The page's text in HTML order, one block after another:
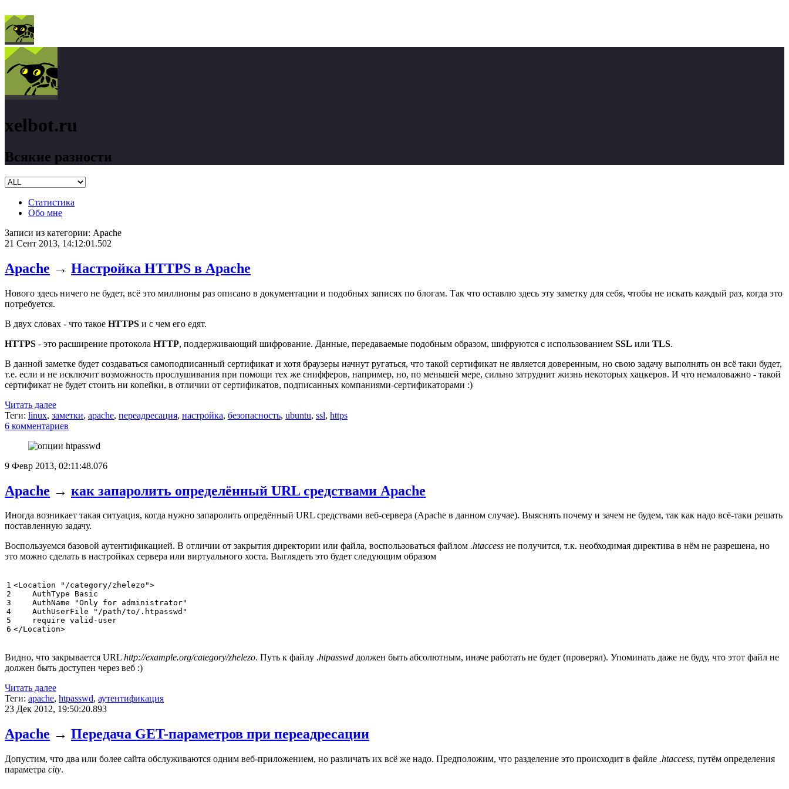
xelbot.ru
xelbot.ru
Всякие разности
Статистика
Обо мне
Записи из категории: Apache
21 Сент 2013, 14:12:01.502
Apache → Настройка HTTPS в Apache
Нового здесь ничего не будет, всё это миллионы раз описано в документации и подобных записях по блогам. Так что оставлю здесь эту заметку для себя, чтобы не искать каждый раз, когда это
потребуется.
В двух словах - что такое HTTPS и с чем его едят.
HTTPS - это расширение протокола HTTP, поддерживающий шифрование. Данные, передаваемые подобным образом, шифруются с использованием SSL или TLS.
В данной заметке будет создаваться самоподписанный сертификат и хотя браузеры начнут ругаться, что такой сертификат не является доверенным, но свою задачу выполнять он всё таки будет,
т.е. если и не исключит возможность прослушивания при помощи тех же снифферов, например, но, по меньшей мере, сильно затруднит жизнь некоторых хацкеров. И что немаловажно - такой
сертификат не будет стоить ни копейки, в отличии от сертификатов, подписанных компаниями-сертификаторами :)
Читать далее
Теги: linux, заметки, apache, переадресация, настройка, безопасность, ubuntu, ssl, https
6 комментариев
9 Февр 2013, 02:11:48.076
Apache → как запаролить определённый URL средствами Apache
Иногда возникает такая ситуация, когда нужно запаролить опредённый URL средствами веб-сервера (Apache в данном случае). Выяснять почему и зачем не будем, так как надо всё-таки решать
поставленную задачу.
Воспользуемся базовой аутентификацией. В отличии от закрытия директории или файла, воспользоваться файлом .htaccess не получится, т.к. необходимая директива в нём не разрешена, но
это можно сделать в настройках сервера или виртуального хоста. Выглядеть это будет следующим образом
1
2
3
4
5
6
<Location "/category/zhelezo">
AuthType Basic
AuthName
"Only for administrator"
AuthUserFile
"/path/to/.htpasswd"
require
</Location>
Видно, что закрывается URL http://example.org/category/zhelezo. Путь к файлу .htpasswd должен быть абсолютным, иначе работать не будет (проверял). Упоминать даже не буду, что этот файл не
должен быть доступен через веб :)
Читать далее
Теги: apache, htpasswd, аутентификация
23 Дек 2012, 19:50:20.893
Apache → Передача GET-параметров при переадресации
Допустим, что два или более сайта обслуживаются одним веб-приложением, но различать их всё же надо. Предположим, что разделение это происходит в файле .htaccess, путём определения
параметра city.